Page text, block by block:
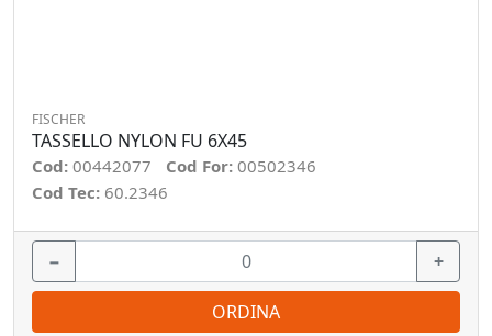
FISCHER
TASSELLO NYLON FU 6X45
Cod: 00442077 Cod For: 00502346
Cod Tec: 60.2346
− +
ORDINA